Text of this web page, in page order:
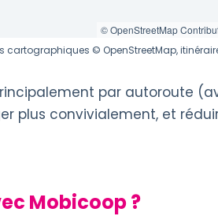
© OpenStreetMap
cartographiques © OpenStreetMap,
par autoroute
plus convivialement, et
Mobicoop ?